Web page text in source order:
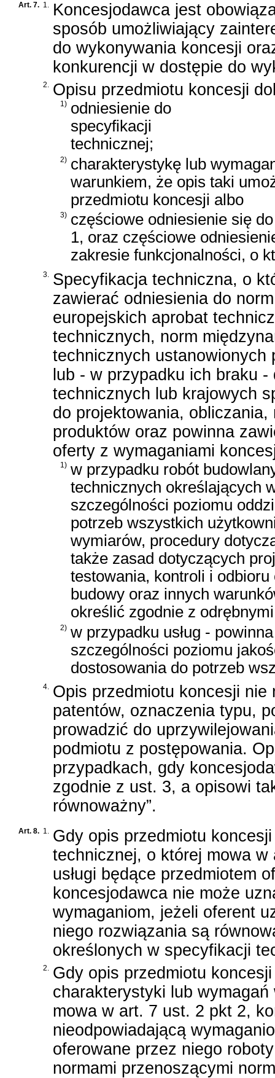
Art. 7. 1. Koncesjodawca jest
sposób umożliwiający
do wykonywania koncesji
konkurencji w dostępie do
2. Opisu przedmiotu koncesji
1) odniesienie do
specyfikacji
technicznej;
2) charakterystykę lub
warunkiem, że opis taki
przedmiotu koncesji albo
3) częściowe odniesienie się
1, oraz częściowe
zakresie funkcjonalności, o
3. Specyfikacja techniczna, o
zawierać odniesienia do
europejskich aprobat
technicznych, norm
technicznych ustanowionych
lub - w przypadku ich braku
technicznych lub krajowych
do projektowania,
produktów oraz powinna
oferty z wymaganiami
1) w przypadku robót
technicznych określających
szczególności poziomu
potrzeb wszystkich
wymiarów, procedury
także zasad dotyczących
testowania, kontroli i
budowy oraz innych
określić zgodnie z
2) w przypadku usług -
szczególności poziomu
dostosowania do potrzeb
4. Opis przedmiotu koncesji
patentów, oznaczenia typu,
prowadzić do
podmiotu z postępowania.
przypadkach, gdy
zgodnie z ust. 3, a opisowi
równoważny”.
Art. 8. 1. Gdy opis przedmiotu
technicznej, o której mowa
usługi będące przedmiotem
koncesjodawca nie może
wymaganiom, jeżeli oferent
niego rozwiązania są
określonych w specyfikacji
2. Gdy opis przedmiotu
charakterystyki lub
mowa w art. 7 ust. 2 pkt 2,
nieodpowiadającą
oferowane przez niego
normami przenoszącymi